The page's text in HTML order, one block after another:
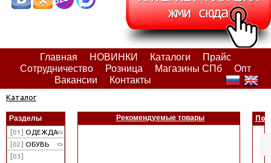
Главная НОВИНКИ Каталоги
Прайс
Сотрудничество
Розница Магазины СПб
Опт
Вакансии
Контакты
Каталог
Разделы
[01] ОДЕЖДА
[02] ОБУВЬ
[03]
Рекомендуемые товары